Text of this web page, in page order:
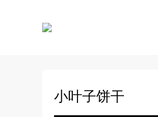
小叶子饼干